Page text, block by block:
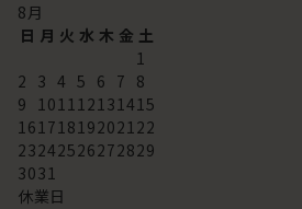
8月
日 月 火 水 木 金 土
1
2 3 4 5 6 7 8
9 101112131415
16171819202122
23242526272829
3031
休業日